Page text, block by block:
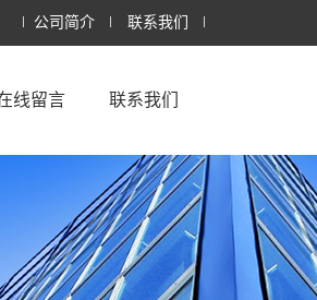
公司简介 联系我们
线留言 联系我们